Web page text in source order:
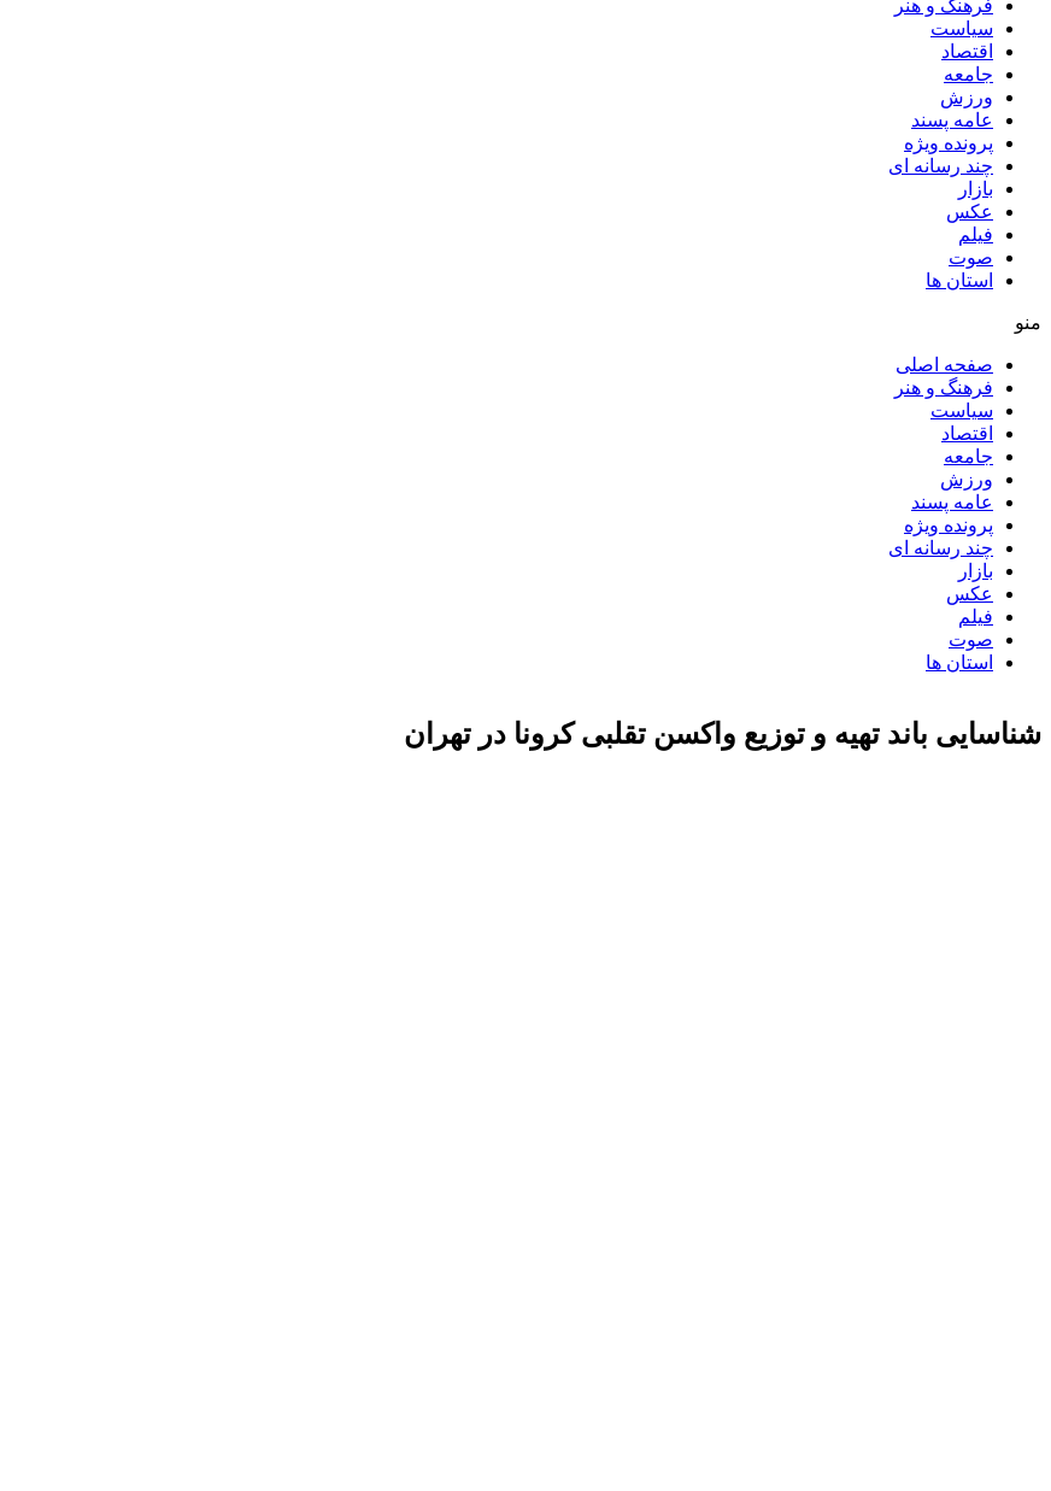
فرهنگ و هنر
سیاست
اقتصاد
جامعه
ورزش
عامه پسند
پرونده ویژه
چند رسانه ای
بازار
عکس
فیلم
صوت
استان ها
منو
صفحه اصلی
فرهنگ و هنر
سیاست
اقتصاد
جامعه
ورزش
عامه پسند
پرونده ویژه
چند رسانه ای
بازار
عکس
فیلم
صوت
استان ها
شناسایی باند تهیه و توزیع واکسن تقلبی کرونا در تهران